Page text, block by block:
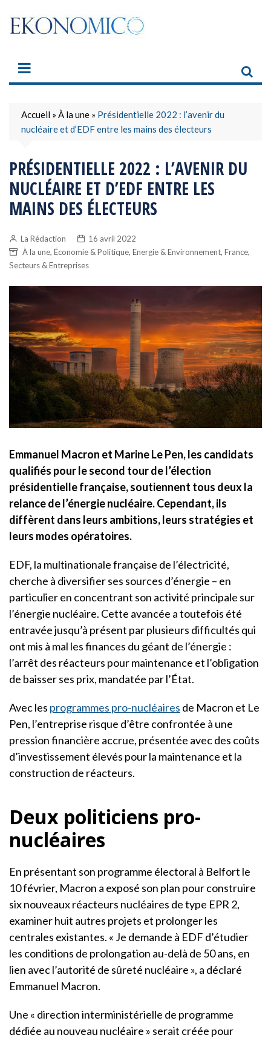
content
Accueil » À la une » Présidentielle 2022 : l’avenir du
nucléaire et d’EDF entre les mains des électeurs
PRÉSIDENTIELLE 2022 : L’AVENIR DU
NUCLÉAIRE ET D’EDF ENTRE LES
MAINS DES ÉLECTEURS
La Rédaction
16 avril 2022
À la une, Économie & Politique, Energie & Environnement, France,
Secteurs & Entreprises
Emmanuel Macron et Marine Le Pen, les candidats
qualifiés pour le second tour de l’élection
présidentielle française, soutiennent tous deux la
relance de l’énergie nucléaire. Cependant, ils
diffèrent dans leurs ambitions, leurs stratégies et
leurs modes opératoires.
EDF, la multinationale française de l’électricité,
cherche à diversifier ses sources d’énergie – en
particulier en concentrant son activité principale sur
l’énergie nucléaire. Cette avancée a toutefois été
entravée jusqu’à présent par plusieurs difficultés qui
ont mis à mal les finances du géant de l’énergie :
l’arrêt des réacteurs pour maintenance et l’obligation
de baisser ses prix, mandatée par l’État.
Avec les programmes pro-nucléaires de Macron et Le
Pen, l’entreprise risque d’être confrontée à une
pression financière accrue, présentée avec des coûts
d’investissement élevés pour la maintenance et la
construction de réacteurs.
Deux politiciens pro-
nucléaires
En présentant son programme électoral à Belfort le
10 février, Macron a exposé son plan pour construire
six nouveaux réacteurs nucléaires de type EPR 2,
examiner huit autres projets et prolonger les
centrales existantes. « Je demande à EDF d’étudier
les conditions de prolongation au-delà de 50 ans, en
lien avec l’autorité de sûreté nucléaire », a déclaré
Emmanuel Macron.
Une « direction interministérielle de programme
dédiée au nouveau nucléaire » serait créée pour